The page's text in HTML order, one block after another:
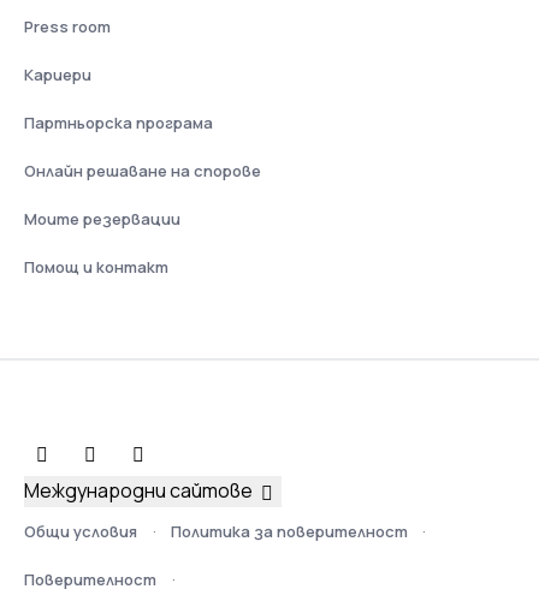
Press room
Кариери
Партньорска програма
Онлайн решаване на спорове
Моите резервации
Помощ и контакт
Общи условия Политика за поверителност
Поверителност
Международни сайтове